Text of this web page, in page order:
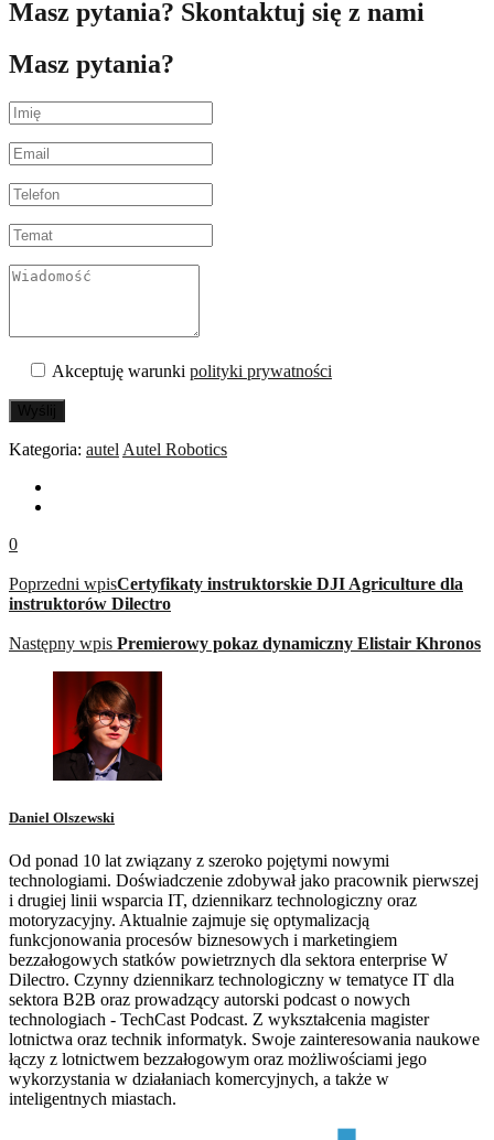
Masz pytania? Skontaktuj się z nami
Masz pytania?
Akceptuję warunki polityki prywatności
Wyślij
Kategoria: autel Autel Robotics
0
Poprzedni wpisCertyfikaty instruktorskie DJI Agriculture dla
instruktorów Dilectro
Następny wpis Premierowy pokaz dynamiczny Elistair Khronos
Daniel Olszewski
Od ponad 10 lat związany z szeroko pojętymi nowymi
technologiami. Doświadczenie zdobywał jako pracownik pierwszej
i drugiej linii wsparcia IT, dziennikarz technologiczny oraz
motoryzacyjny. Aktualnie zajmuje się optymalizacją
funkcjonowania procesów biznesowych i marketingiem
bezzałogowych statków powietrznych dla sektora enterprise W
Dilectro. Czynny dziennikarz technologiczny w tematyce IT dla
sektora B2B oraz prowadzący autorski podcast o nowych
technologiach - TechCast Podcast. Z wykształcenia magister
lotnictwa oraz technik informatyk. Swoje zainteresowania naukowe
łączy z lotnictwem bezzałogowym oraz możliwościami jego
wykorzystania w działaniach komercyjnych, a także w
inteligentnych miastach.